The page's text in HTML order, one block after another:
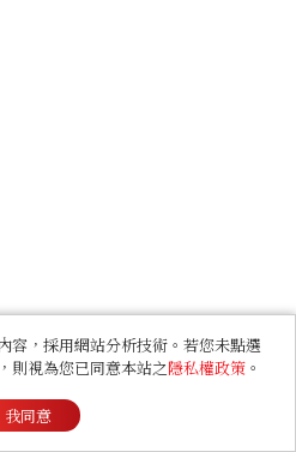
容，採用網站分析技術。若您未點選
則視為您已同意本站之隱私權政策 。
我同意